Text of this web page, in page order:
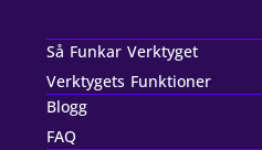
Så Funkar Verktyget
Verktygets Funktioner
Blogg
FAQ